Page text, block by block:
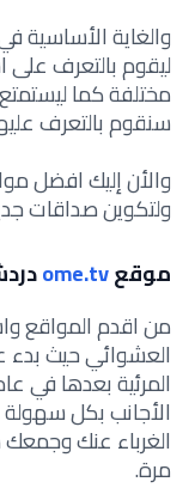
والغاية الأساسية
ليقوم بالتعرف
مختلفة كما
سنقوم بالتعرف
والأن إليك افضل
ولتكوين صداقات
موقعome.tv
من اقدم المواقع
العشوائي حيث بدء
الأجانب بكل
الغرباء عنك
مرة.